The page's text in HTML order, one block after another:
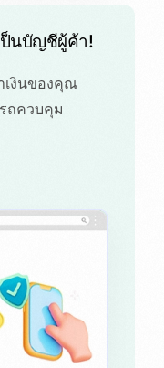
ป็นบัญชีผู้ค้า!
เงินของคุณ
ถควบคุม